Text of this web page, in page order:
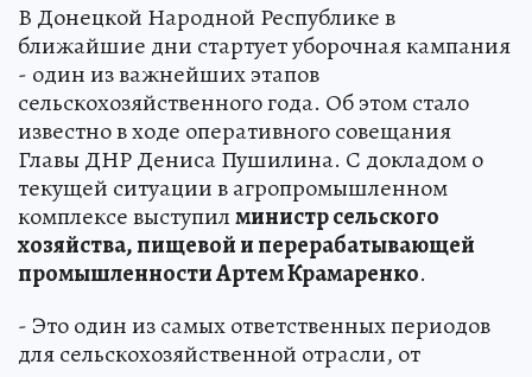
В Донецкой Народной Республике в
ближайшие дни стартует уборочная кампания
- один из важнейших этапов
сельскохозяйственного года. Об этом стало
известно в ходе оперативного совещания
Главы ДНР Дениса Пушилина. С докладом о
текущей ситуации в агропромышленном
комплексе выступилминистр сельского
хозяйства, пищевой и перерабатывающей
промышленности Артем Крамаренко.
- Это один из самых ответственных периодов
для сельскохозяйственной отрасли, от